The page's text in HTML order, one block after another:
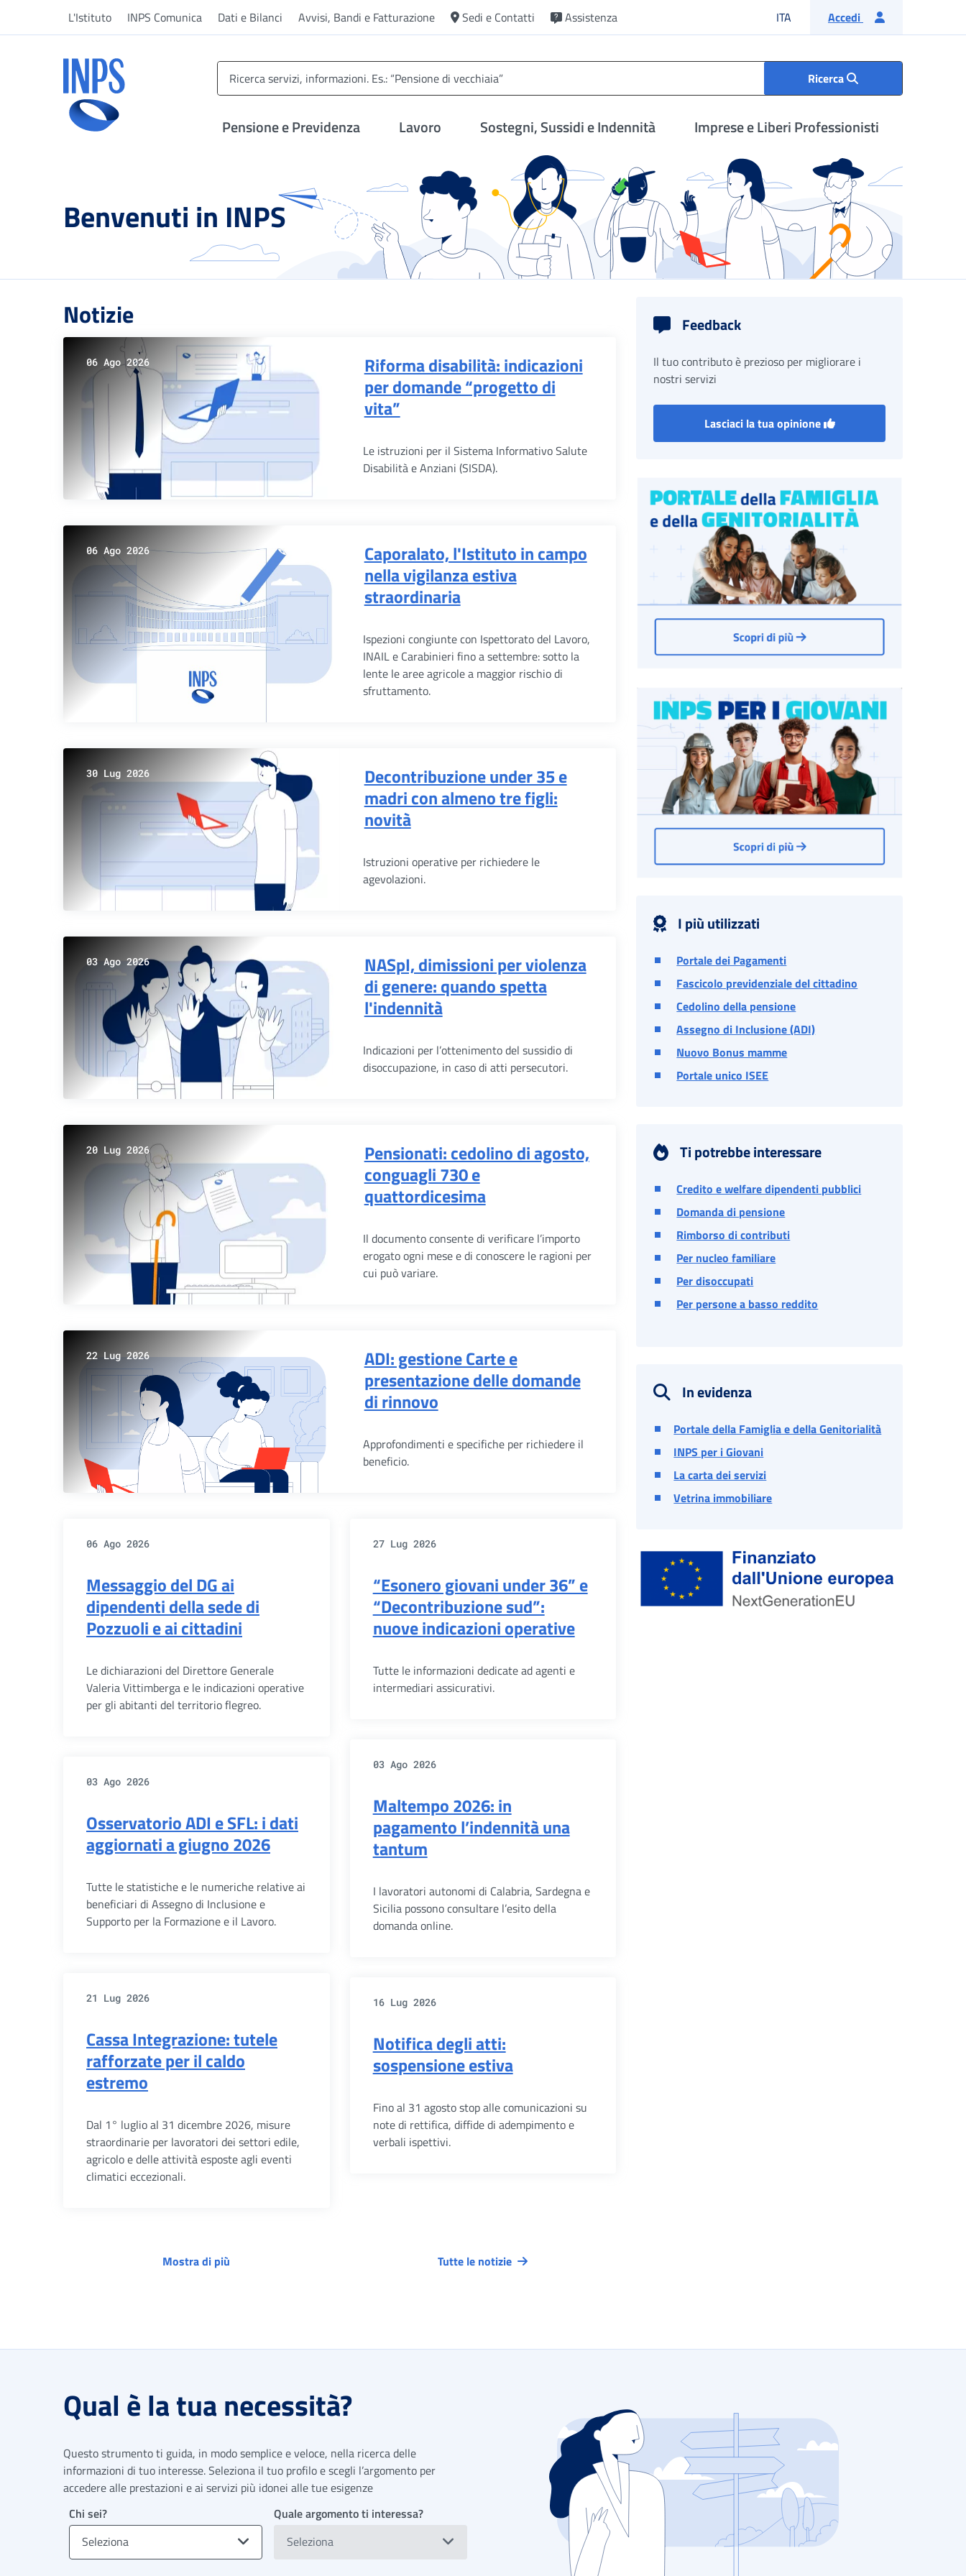
L'Istituto INPS Comunica Dati e Bilanci Avvisi, Bandi e Fatturazione Sedi e Contatti Assistenza ITA Lingua italiana
Accedi
Ricerca
Pensione e Previdenza Lavoro Sostegni, Sussidi e Indennità Imprese e Liberi Professionisti
Benvenuti in INPS
Notizie
06 Ago 2026
Riforma disabilità: indicazioni
per domande “progetto di
vita”
Le istruzioni per il Sistema Informativo Salute
Disabilità e Anziani (SISDA).
06 Ago 2026
Caporalato, l'Istituto in campo
nella vigilanza estiva
straordinaria
Ispezioni congiunte con Ispettorato del Lavoro,
INAIL e Carabinieri fino a settembre: sotto la
lente le aree agricole a maggior rischio di
sfruttamento.
30 Lug 2026
Decontribuzione under 35 e
madri con almeno tre figli:
novità
Istruzioni operative per richiedere le
agevolazioni.
03 Ago 2026
NASpI, dimissioni per violenza
di genere: quando spetta
l'indennità
Indicazioni per l’ottenimento del sussidio di
disoccupazione, in caso di atti persecutori.
20 Lug 2026
Pensionati: cedolino di agosto,
conguagli 730 e
quattordicesima
Il documento consente di verificare l’importo
erogato ogni mese e di conoscere le ragioni per
cui può variare.
22 Lug 2026
ADI: gestione Carte e
presentazione delle domande
di rinnovo
Approfondimenti e specifiche per richiedere il
beneficio.
06 Ago 2026
Messaggio del DG ai
dipendenti della sede di
Pozzuoli e ai cittadini
Le dichiarazioni del Direttore Generale
Valeria Vittimberga e le indicazioni operative
per gli abitanti del territorio flegreo.
27 Lug 2026
“Esonero giovani under 36” e
“Decontribuzione sud”:
nuove indicazioni operative
Tutte le informazioni dedicate ad agenti e
intermediari assicurativi.
03 Ago 2026
Osservatorio ADI e SFL: i dati
aggiornati a giugno 2026
Tutte le statistiche e le numeriche relative ai
beneficiari di Assegno di Inclusione e
Supporto per la Formazione e il Lavoro.
03 Ago 2026
Maltempo 2026: in
pagamento l’indennità una
tantum
I lavoratori autonomi di Calabria, Sardegna e
Sicilia possono consultare l’esito della
domanda online.
21 Lug 2026
Cassa Integrazione: tutele
rafforzate per il caldo
estremo
Dal 1° luglio al 31 dicembre 2026, misure
straordinarie per lavoratori dei settori edile,
agricolo e delle attività esposte agli eventi
climatici eccezionali.
16 Lug 2026
Notifica degli atti:
sospensione estiva
Fino al 31 agosto stop alle comunicazioni su
note di rettifica, diffide di adempimento e
verbali ispettivi.
Mostra di più Tutte le notizie
Feedback
Il tuo contributo è prezioso per migliorare i
nostri servizi
Lasciaci la tua opinione
I più utilizzati
Portale dei Pagamenti
Fascicolo previdenziale del cittadino
Cedolino della pensione
Assegno di Inclusione (ADI)
Nuovo Bonus mamme
Portale unico ISEE
Ti potrebbe interessare
Credito e welfare dipendenti pubblici
Domanda di pensione
Rimborso di contributi
Per nucleo familiare
Per disoccupati
Per persone a basso reddito
In evidenza
Portale della Famiglia e della Genitorialità
INPS per i Giovani
La carta dei servizi
Vetrina immobiliare
Qual è la tua necessità?
Questo strumento ti guida, in modo semplice e veloce, nella ricerca delle
informazioni di tuo interesse. Seleziona il tuo profilo e scegli l’argomento per
accedere alle prestazioni e ai servizi più idonei alle tue esigenze
Chi sei?
Seleziona
Quale argomento ti interessa?
Seleziona